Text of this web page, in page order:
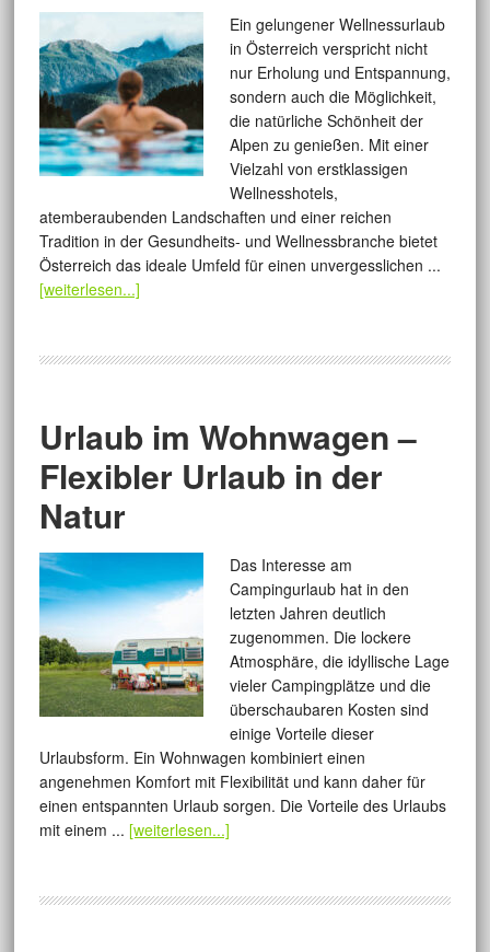
Ein gelungener Wellnessurlaub
in Österreich verspricht nicht
nur Erholung und Entspannung,
sondern auch die Möglichkeit,
die natürliche Schönheit der
Alpen zu genießen. Mit einer
Vielzahl von erstklassigen
Wellnesshotels,
atemberaubenden Landschaften und einer reichen
Tradition in der Gesundheits- und Wellnessbranche bietet
Österreich das ideale Umfeld für einen unvergesslichen ...
[weiterlesen...]
Urlaub im Wohnwagen –
Flexibler Urlaub in der
Natur
Das Interesse am
Campingurlaub hat in den
letzten Jahren deutlich
zugenommen. Die lockere
Atmosphäre, die idyllische Lage
vieler Campingplätze und die
überschaubaren Kosten sind
einige Vorteile dieser
Urlaubsform. Ein Wohnwagen kombiniert einen
angenehmen Komfort mit Flexibilität und kann daher für
einen entspannten Urlaub sorgen. Die Vorteile des Urlaubs
mit einem ... [weiterlesen...]